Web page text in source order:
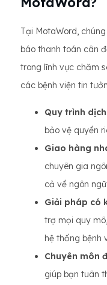
Tại MotaWord,
báo thanh toán cân
trong lĩnh vực chăm
các bệnh viện tin
Quy trình
bảo vệ quyền
Giao hàng
chuyên gia
cả về ngôn
Giải pháp có
trợ mọi quy
hệ thống bệnh
Chuyên môn
giúp bạn tuân